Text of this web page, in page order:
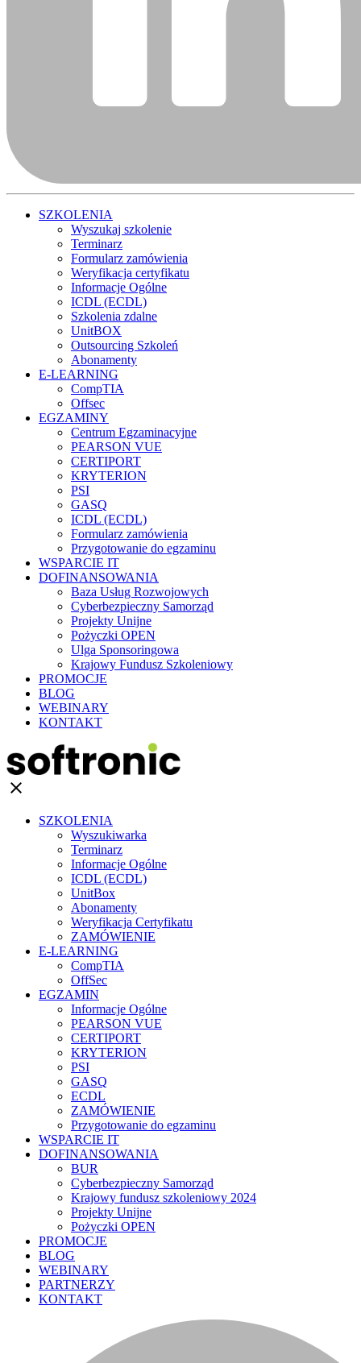
SZKOLENIA
Wyszukaj szkolenie
Terminarz
Formularz zamówienia
Weryfikacja certyfikatu
Informacje Ogólne
ICDL (ECDL)
Szkolenia zdalne
UnitBOX
Outsourcing Szkoleń
Abonamenty
E-LEARNING
CompTIA
Offsec
EGZAMINY
Centrum Egzaminacyjne
PEARSON VUE
CERTIPORT
KRYTERION
PSI
GASQ
ICDL (ECDL)
Formularz zamówienia
Przygotowanie do egzaminu
WSPARCIE IT
DOFINANSOWANIA
Baza Usług Rozwojowych
Cyberbezpieczny Samorząd
Projekty Unijne
Pożyczki OPEN
Ulga Sponsoringowa
Krajowy Fundusz Szkoleniowy
PROMOCJE
BLOG
WEBINARY
KONTAKT
clear
SZKOLENIA
Wyszukiwarka
Terminarz
Informacje Ogólne
ICDL (ECDL)
UnitBox
Abonamenty
Weryfikacja Certyfikatu
ZAMÓWIENIE
E-LEARNING
CompTIA
OffSec
EGZAMIN
Informacje Ogólne
PEARSON VUE
CERTIPORT
KRYTERION
PSI
GASQ
ECDL
ZAMÓWIENIE
Przygotowanie do egzaminu
WSPARCIE IT
DOFINANSOWANIA
BUR
Cyberbezpieczny Samorząd
Krajowy fundusz szkoleniowy 2024
Projekty Unijne
Pożyczki OPEN
PROMOCJE
BLOG
WEBINARY
PARTNERZY
KONTAKT